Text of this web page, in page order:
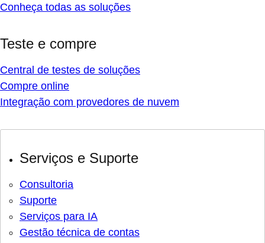
Conheça todas as soluções
Teste e compre
Central de testes de soluções
Compre online
Integração com provedores de nuvem
Serviços e Suporte
Consultoria
Suporte
Serviços para IA
Gestão técnica de contas